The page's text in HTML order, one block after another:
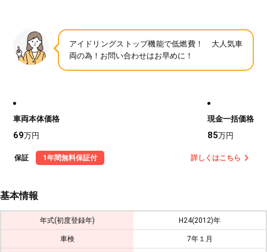
アイドリングストップ機能で低燃費！ 大人気車
両の為！お問い合わせはお早めに！
車両本体価格
69万円
現金一括価格
85万円
保証 1年間無料保証付 詳しくはこちら
基本情報
年式(初度登録年) H24(2012)年
車検 7年１月